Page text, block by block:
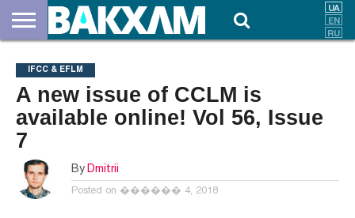
НАС
ВНЕСКИ
ДОКУМЕНТИ
НОВИНИ
КОНТАКТИ
IFCC & EFLM
A new issue of CCLM is
available online! Vol 56, Issue
7
By Dmitrii
Posted on ������ 4, 2018